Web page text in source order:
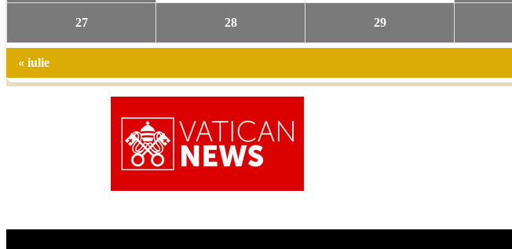
27 28 29
« iulie